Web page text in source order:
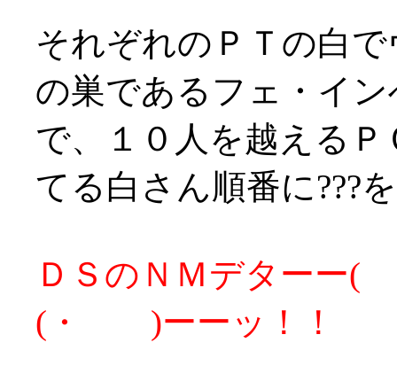
それぞれのＰＴの白
の巣であるフェ・イン
で、１０人を越える
てる白さん順番に???
ＤＳのＮＭデター
(・ )ーーッ！！